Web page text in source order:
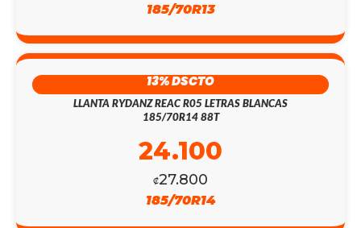
185/70R13
13% DSCTO
LLANTA RYDANZ REAC R05 LETRAS BLANCAS
185/70R14 88T
₡27.800
24.100
185/70R14